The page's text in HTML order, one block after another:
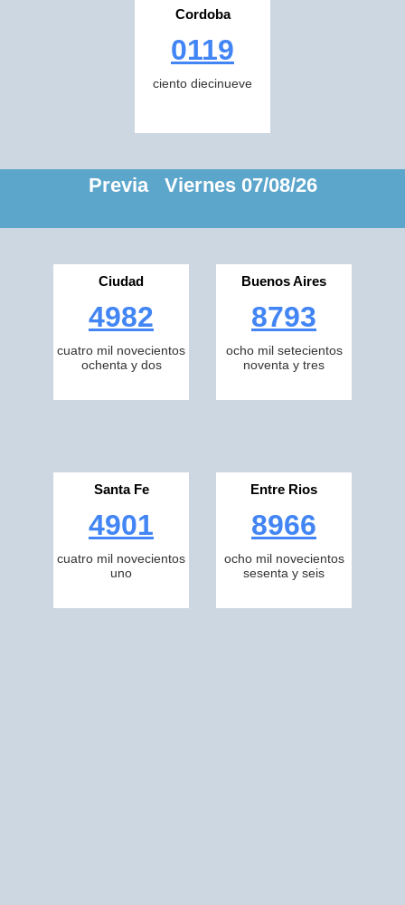
Cordoba
0119
ciento diecinueve
Previa Viernes 07/08/26
Ciudad
4982
cuatro mil novecientos
ochenta y dos
Buenos Aires
8793
ocho mil setecientos
noventa y tres
Santa Fe
4901
cuatro mil novecientos
uno
Entre Rios
8966
ocho mil novecientos
sesenta y seis